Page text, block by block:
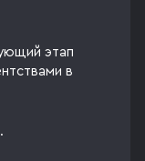
этап
в